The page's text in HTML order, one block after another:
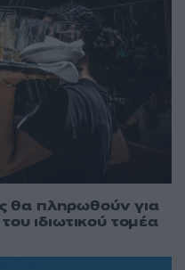
θα πληρωθούν για
ιδιωτικού τομέα